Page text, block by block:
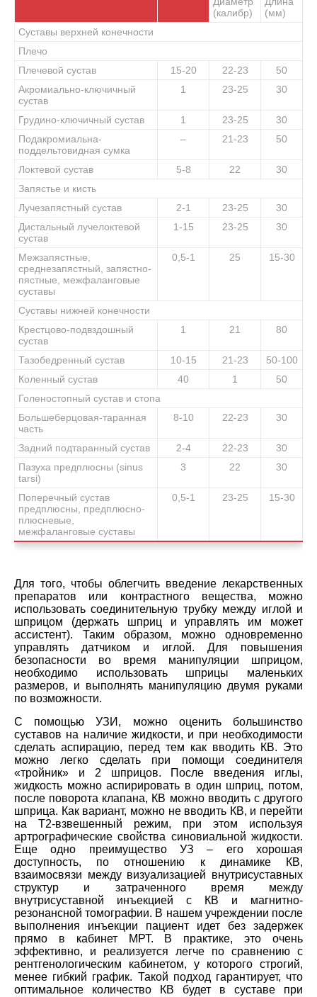
(калибр)
(мм)
Суставы верхней конечности
Плечо
Плечевой сустав
15-20 22-23
50
Акромиально-ключичный
сустав
1 23-25 30
Грудино-ключичный сустав 1 23-25
30
Подакромиальна-
поддельтовидная сумка
– 21-23 50
Локтевой сустав 5-8 22
30
Запястье и кисть
Лучезапястный сустав
2-1 23-25
30
Дистальный лучелоктевой
сустав
1-15 23-25 30
Межзапястные,
среднезапястный, запястно-
пястные, межфаланговые
суставы
0,5-1 25 15-30
Суставы нижней конечности
Крестцово-подвздошный
сустав
1 21 80
Тазобедренный сустав 10-15 21-23
50-100
Коленный сустав
40 1
50
Голеностопный сустав и стопа
Большеберцовая-таранная
часть
8-10 22-23 30
Задний подтаранный сустав 2-4 22-23
30
Пазуха предплюсны (sinus
tarsi)
3 22 30
Поперечный сустав
предплюсны, предплюсно-
плюсневые,
межфаланговые суставы
0,5-1 23-25 15-30
Для того, чтобы облегчить введение лекарственных
препаратов или контрастного вещества, можно
использовать соединительную трубку между иглой и
шприцом (держать шприц и управлять им может
ассистент). Таким образом, можно одновременно
управлять датчиком и иглой. Для повышения
безопасности во время манипуляции шприцом,
необходимо использовать шприцы маленьких
размеров, и выполнять манипуляцию двумя руками
по возможности.
С помощью УЗИ, можно оценить большинство
суставов на наличие жидкости, и при необходимости
сделать аспирацию, перед тем как вводить КВ. Это
можно легко сделать при помощи соединителя
«тройник» и 2 шприцов. После введения иглы,
жидкость можно аспирировать в один шприц, потом,
после поворота клапана, КВ можно вводить с другого
шприца. Как вариант, можно не вводить КВ, и перейти
на Т2-взвешенный режим, при этом используя
артрографические свойства синовиальной жидкости.
Еще одно преимущество УЗ – его хорошая
доступность, по отношению к динамике КВ,
взаимосвязи между визуализацией внутрисуставных
структур и затраченного время между
внутрисуставной инъекцией с КВ и магнитно-
резонансной томографии. В нашем учреждении после
выполнения инъекции пациент идет без задержек
прямо в кабинет МРТ. В практике, это очень
эффективно, и реализуется легче по сравнению с
рентгенологическим кабинетом, у которого строгий,
менее гибкий график. Такой подход гарантирует, что
оптимальное количество КВ будет в суставе при